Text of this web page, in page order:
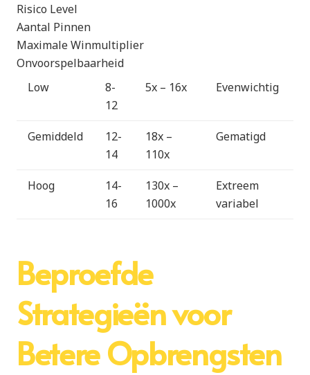
Risico Level
Aantal Pinnen
Maximale Winmultiplier
Onvoorspelbaarheid
Low
8-
12
5x – 16x Evenwichtig
Gemiddeld
12-
14
18x –
110x
Gematigd
Hoog
14-
16
130x –
1000x
Extreem
variabel
Beproefde
Strategieën voor
Betere Opbrengsten